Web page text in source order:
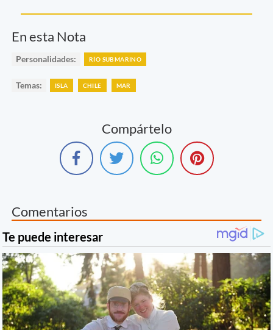
En esta Nota
Personalidades: RÍO SUBMARINO
Temas: ISLA CHILE MAR
Compártelo
Comentarios